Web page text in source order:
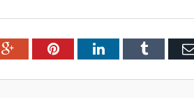
Google+PinterestLinkedInTumblr